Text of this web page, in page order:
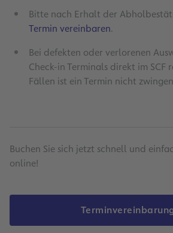
Bitte nach Erhalt der
Termin vereinbaren.
Bei defekten oder verlorenen
Check-in Terminals direkt im SCF
Fällen ist ein Termin nicht
Buchen Sie sich jetzt schnell und
online!